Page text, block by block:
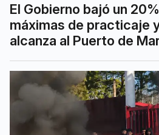
El Gobierno bajó un
máximas de practicaje
alcanza al Puerto de